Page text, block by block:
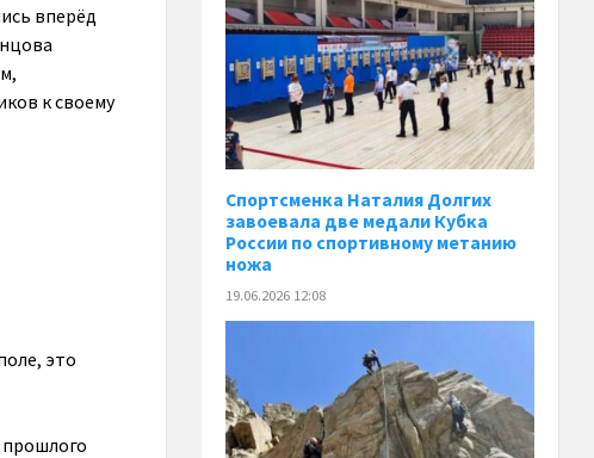
вперёд
к своему
это
Спортсменка Наталия Долгих
завоевала две медали Кубка
России по спортивному метанию
ножа
19.06.2026 12:08